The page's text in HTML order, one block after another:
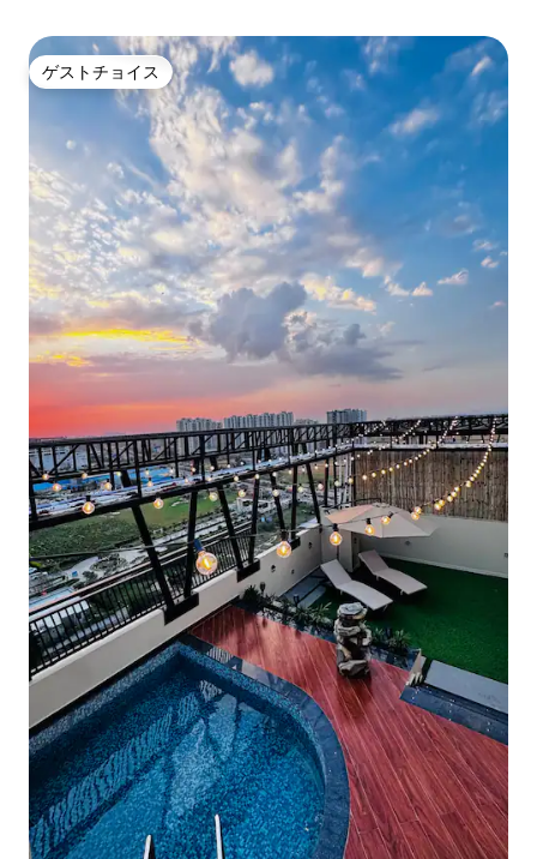
ゲストチョイス
ゲストチョイス